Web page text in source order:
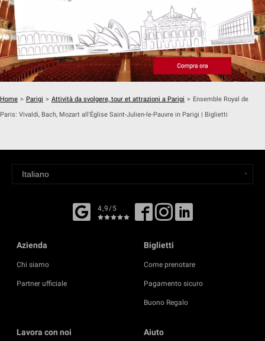
Home > Parigi > Attività da svolgere, tour et attrazioni a Parigi > Ensemble Royal de
Paris: Vivaldi, Bach, Mozart all'Église Saint-Julien-le-Pauvre in Parigi | Biglietti
4,9/5
Azienda
Chi siamo
Partner ufficiale
Biglietti
Come prenotare
Pagamento sicuro
Buono Regalo
Lavora con noi Aiuto